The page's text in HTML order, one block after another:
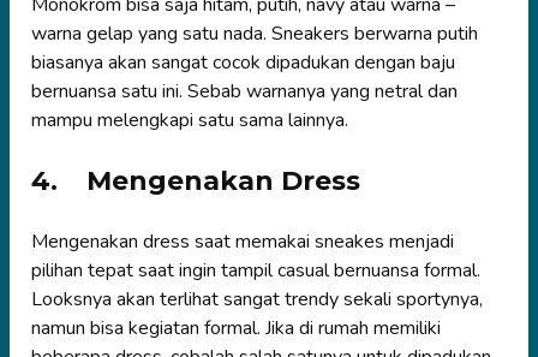
warna gelap yang satu nada. Sneakers berwarna putih
biasanya akan sangat cocok dipadukan dengan baju
bernuansa satu ini. Sebab warnanya yang netral dan
mampu melengkapi satu sama lainnya.
4. Mengenakan Dress
Mengenakan dress saat memakai sneakes menjadi
pilihan tepat saat ingin tampil casual bernuansa formal.
Looksnya akan terlihat sangat trendy sekali sportynya,
namun bisa kegiatan formal. Jika di rumah memiliki